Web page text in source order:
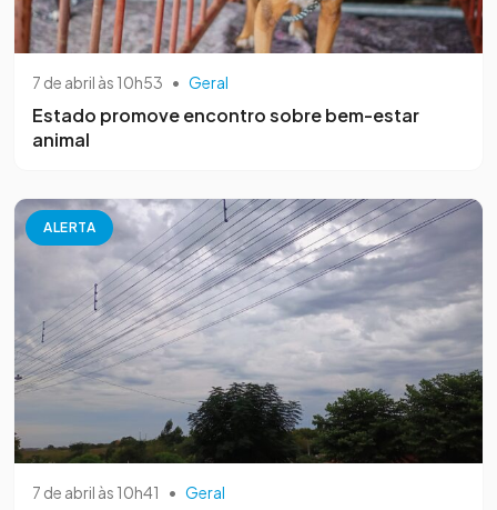
7 de abril às 10h53 • Geral
Estado promove encontro sobre bem-estar
animal
ALERTA
7 de abril às 10h41 • Geral